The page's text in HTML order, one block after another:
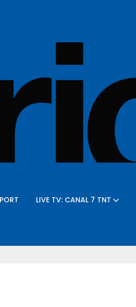
LIVE TV: CANAL 7 TNT